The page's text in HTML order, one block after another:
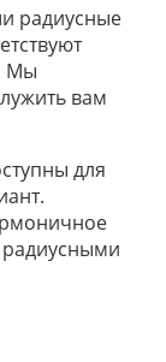
радиусные
Мы
вам
для